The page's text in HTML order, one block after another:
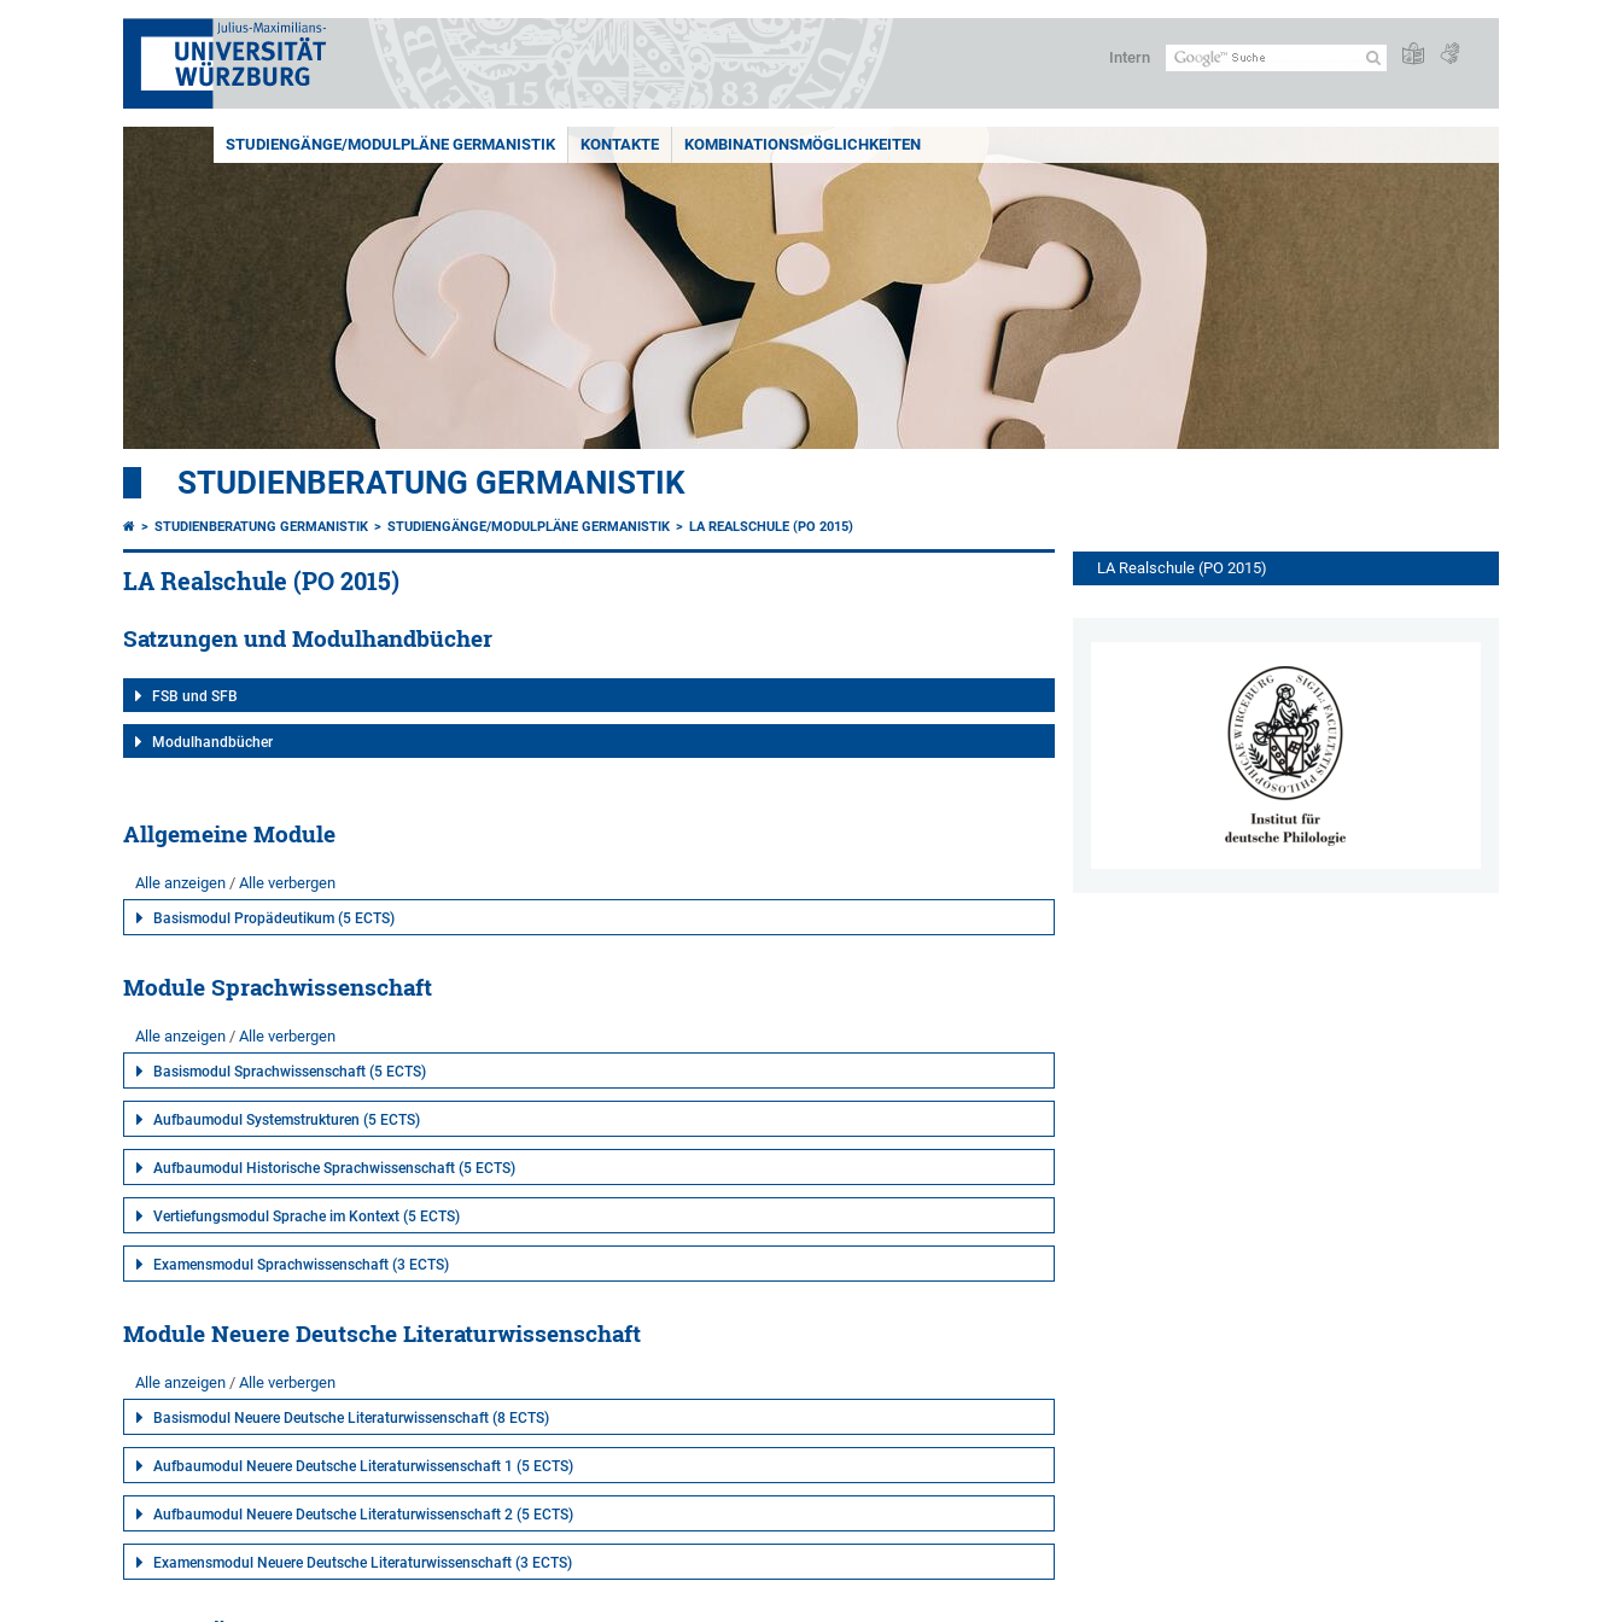
Intern
STUDIENGÄNGE/MODULPLÄNE GERMANISTIK KONTAKTE KOMBINATIONSMÖGLICHKEITEN
STUDIENBERATUNG GERMANISTIK
STUDIENBERATUNG GERMANISTIK STUDIENGÄNGE/MODULPLÄNE GERMANISTIK LA REALSCHULE (PO 2015)
LA Realschule (PO 2015)
Satzungen und Modulhandbücher
FSB und SFB
Modulhandbücher
Allgemeine Module
Alle anzeigen Alle verbergen
Basismodul Propädeutikum (5 ECTS)
Module Sprachwissenschaft
Alle anzeigen Alle verbergen
Basismodul Sprachwissenschaft (5 ECTS)
Aufbaumodul Systemstrukturen (5 ECTS)
Aufbaumodul Historische Sprachwissenschaft (5 ECTS)
Vertiefungsmodul Sprache im Kontext (5 ECTS)
Examensmodul Sprachwissenschaft (3 ECTS)
Module Neuere Deutsche Literaturwissenschaft
Alle anzeigen Alle verbergen
Basismodul Neuere Deutsche Literaturwissenschaft (8 ECTS)
Aufbaumodul Neuere Deutsche Literaturwissenschaft 1 (5 ECTS)
Aufbaumodul Neuere Deutsche Literaturwissenschaft 2 (5 ECTS)
Examensmodul Neuere Deutsche Literaturwissenschaft (3 ECTS)
LA Realschule (PO 2015)